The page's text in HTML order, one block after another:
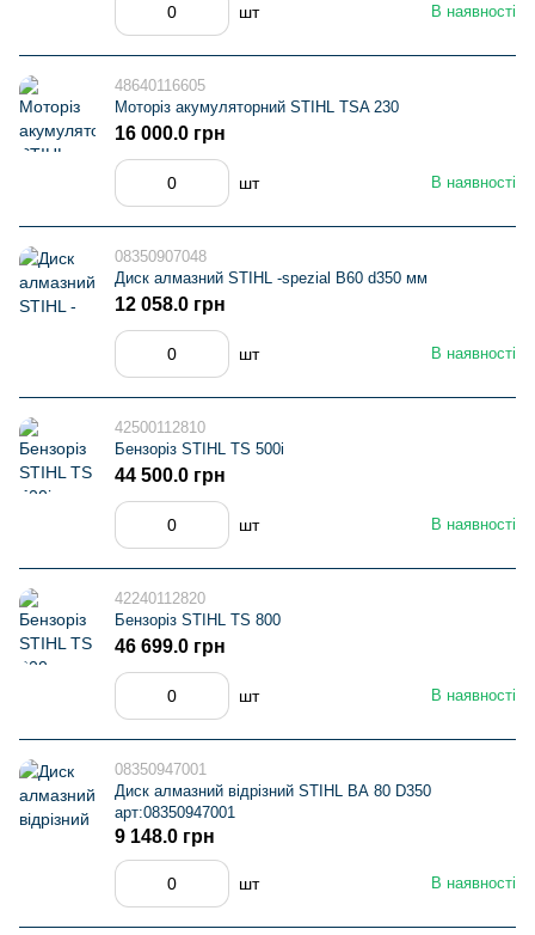
В наявності
шт
48640116605
Моторіз акумуляторний STIHL TSA 230
В наявності
16 000.0 грн
шт
08350907048
Диск алмазний STIHL -spezial В60 d350 мм
В наявності
12 058.0 грн
шт
42500112810
Бензоріз STIHL TS 500i
В наявності
44 500.0 грн
шт
42240112820
Бензоріз STIHL TS 800
В наявності
46 699.0 грн
шт
08350947001
Диск алмазний відрізний STIHL ВА 80 D350
арт:08350947001
В наявності
9 148.0 грн
шт